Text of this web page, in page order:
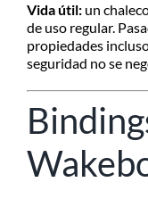
Vida útil: un
de uso regular.
propiedades
seguridad no se